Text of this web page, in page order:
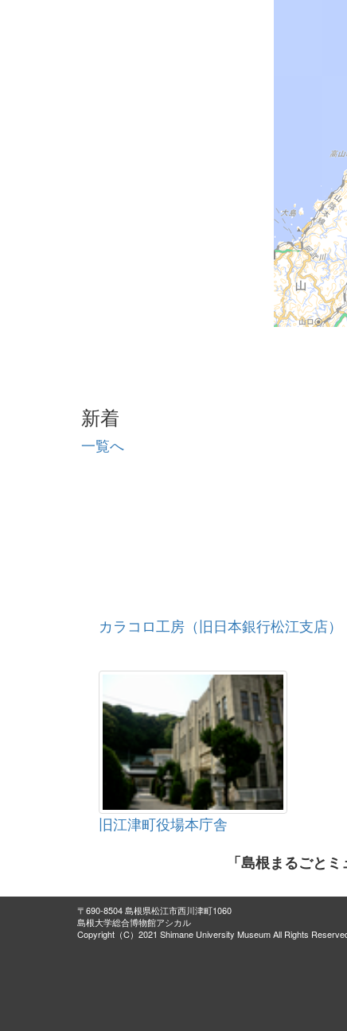
新着
一覧へ
カラコロ工房（旧日本銀行松江支店）
旧江津町役場本庁舎
「島根まるごと
〒690-8504 島根県松江市西川津町1060
島根大学総合博物館アシカル
Copyright（C）2021 Shimane University Museum All Rights